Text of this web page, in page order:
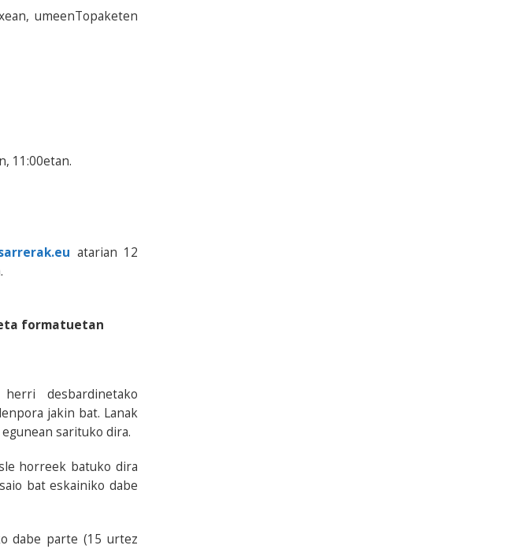
umeenTopaketen
11:00etan.
atarian 12
formatuetan
desbardinetako
jakin bat. Lanak
sarituko dira.
horreek batuko dira
bat eskainiko dabe
dabe parte (15 urtez